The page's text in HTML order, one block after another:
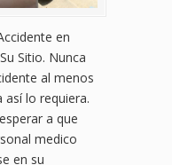
en
Sitio. Nunca
al menos
así lo requiera.
a que
medico
en su